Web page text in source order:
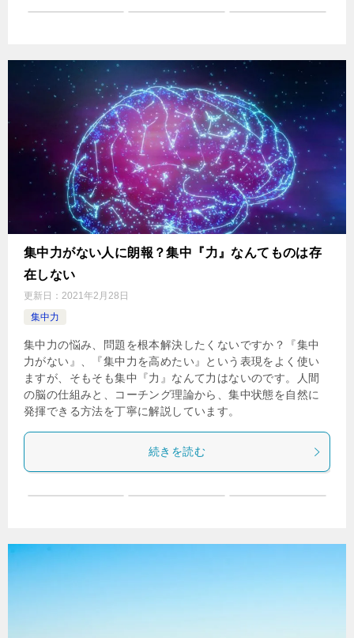
集中力がない人に朗報？集中『力』なんてものは存
在しない
更新日： 2021年2月28日
集中力
集中力の悩み、問題を根本解決したくないですか？『集中
力がない』、『集中力を高めたい』という表現をよく使い
ますが、そもそも集中『力』なんて力はないのです。人間
の脳の仕組みと、コーチング理論から、集中状態を自然に
発揮できる方法を丁寧に解説しています。
続きを読む